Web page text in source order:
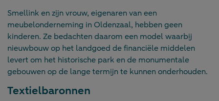
Smellink en zijn vrouw, eigenaren van een
meubelonderneming in Oldenzaal, hebben geen
kinderen. Ze bedachten daarom een model waarbij
nieuwbouw op het landgoed de financiële middelen
levert om het historische park en de monumentale
gebouwen op de lange termijn te kunnen onderhouden.
Textielbaronnen